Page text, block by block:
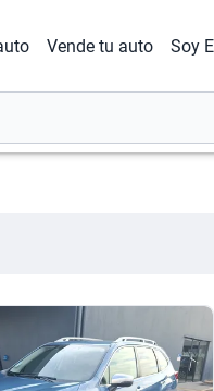
Vende tu auto Soy